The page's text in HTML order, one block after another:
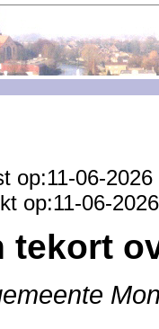
op:11-06-2026
op:11-06-
tekort